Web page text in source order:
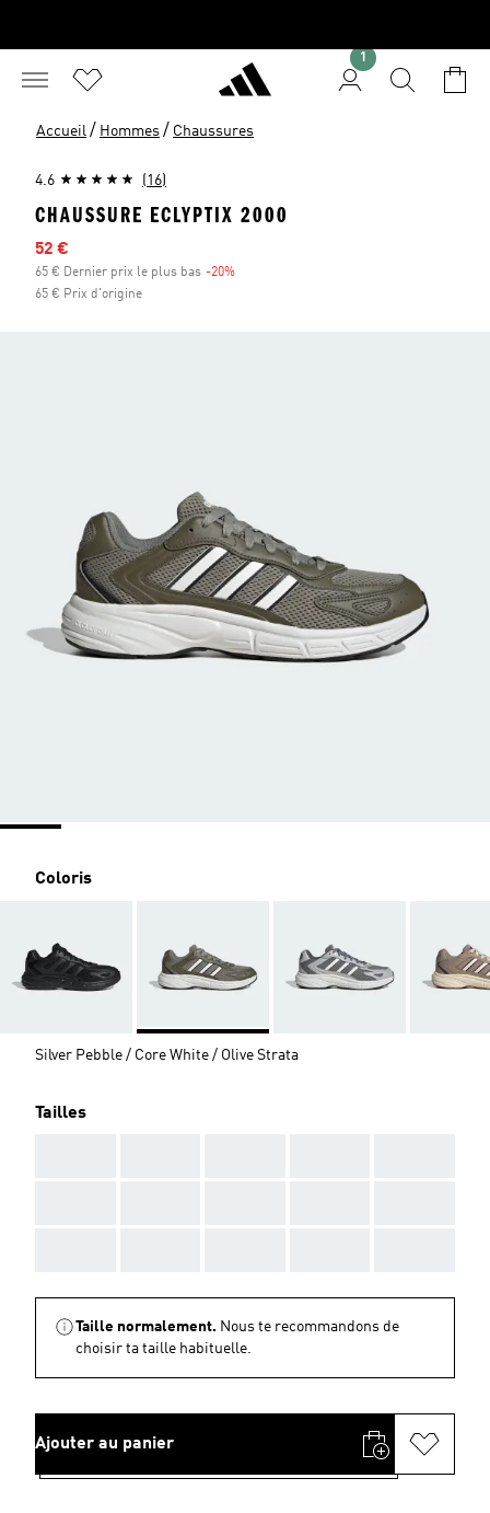
Accueil / Hommes / Chaussures
4.6 (16)
CHAUSSURE ECLYPTIX 2000
Prix en promo
52 €
65 € Dernier prix le plus bas -20%
65 € Prix d'origine
Coloris
Silver Pebble / Core White / Olive Strata
Tailles
Taille normalement. Nous te recommandons de
choisir ta taille habituelle.
Ajouter au panier